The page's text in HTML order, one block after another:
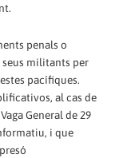
penals o
militants per
pacífiques.
al cas de
General de 29
i que